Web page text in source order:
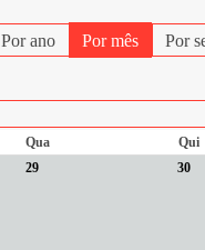
Por ano Por mês Por
Qua
Qui
29 30